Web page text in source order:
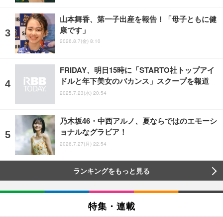
山本舞香、第一子出産を報告！「母子ともに健
康です」
2026.8.7(金) 8:10
FRIDAY、明日15時に「STARTO社トップアイ
ドルと年下美女のバカンス」スクープを報道
2025.7.23(水) 20:54
乃木坂46・中西アルノ、夏ならではのエモーシ
ョナルなグラビア！
2026.7.27(月) 22:54
ランキングをもっと見る
特集・連載